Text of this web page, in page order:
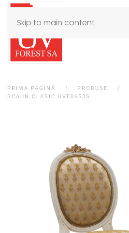
Skip to main content
PRIMA PAGINĂ PRODUSE
SCAUN CLASIC UVF0653S